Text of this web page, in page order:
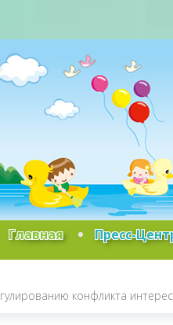
Главная Пресс-
конфликта